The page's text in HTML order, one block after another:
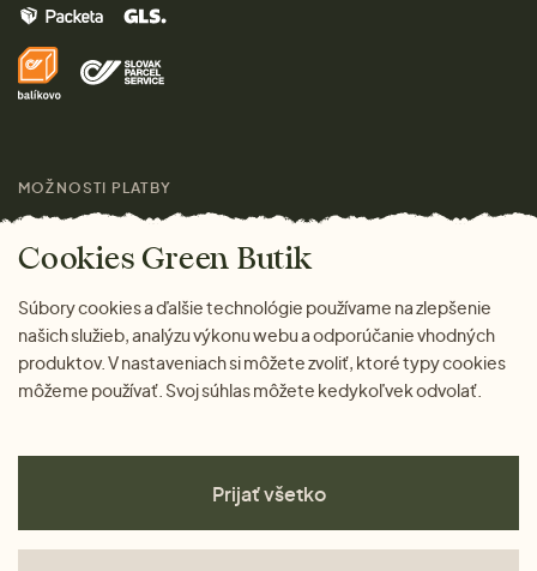
Značky
Pre médiá
Domov
Darčeky
Doprava a platba
MOŽNOSTI PLATBY
Cookies Green Butik
Súbory cookies a ďalšie technológie používame na zlepšenie
našich služieb, analýzu výkonu webu a odporúčanie vhodných
produktov. V nastaveniach si môžete zvoliť, ktoré typy cookies
môžeme používať. Svoj súhlas môžete kedykoľvek odvolať.
Prijať všetko